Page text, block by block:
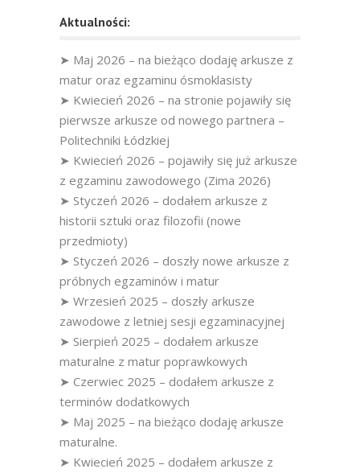
Aktualności:
➤ Maj 2026 – na bieżąco dodaję arkusze z
matur oraz egzaminu ósmoklasisty
➤ Kwiecień 2026 – na stronie pojawiły się
pierwsze arkusze od nowego partnera –
Politechniki Łódzkiej
➤ Kwiecień 2026 – pojawiły się już arkusze
z egzaminu zawodowego (Zima 2026)
➤ Styczeń 2026 – dodałem arkusze z
historii sztuki oraz filozofii (nowe
przedmioty)
➤ Styczeń 2026 – doszły nowe arkusze z
próbnych egzaminów i matur
➤ Wrzesień 2025 – doszły arkusze
zawodowe z letniej sesji egzaminacyjnej
➤ Sierpień 2025 – dodałem arkusze
maturalne z matur poprawkowych
➤ Czerwiec 2025 – dodałem arkusze z
terminów dodatkowych
➤ Maj 2025 – na bieżąco dodaję arkusze
maturalne.
➤ Kwiecień 2025 – dodałem arkusze z